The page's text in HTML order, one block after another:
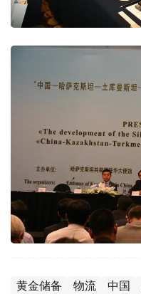
黄金储备 物流 中国